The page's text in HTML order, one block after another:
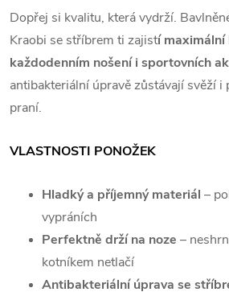
Dopřej si kvalitu, která vydrží.
Kraobi se stříbrem ti zajistí
každodenním nošení i sportovních
antibakteriální úpravě zůstávají svěží i
praní.
VLASTNOSTI PONOŽEK
Hladký a příjemný materiál –
vypráních
Perfektně drží na noze –
kotníkem netlačí
Antibakteriální úprava se